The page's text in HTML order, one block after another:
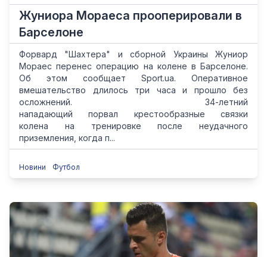
Жуниора Мораеса прооперировали в
Барселоне
Форвард "Шахтера" и сборной Украины Жуниор
Мораес перенес операцию на колене в Барселоне.
Об этом сообщает Sport.ua. Оперативное
вмешательство длилось три часа и прошло без
осложнений. 34-летний
нападающий порвал крестообразные связки
колена на тренировке после неудачного
приземления, когда п...
Новини Футбол